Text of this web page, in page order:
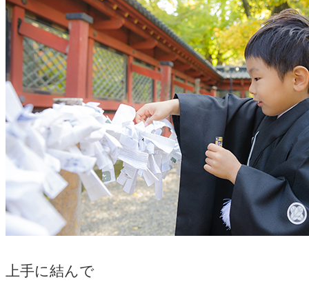
上手に結んで